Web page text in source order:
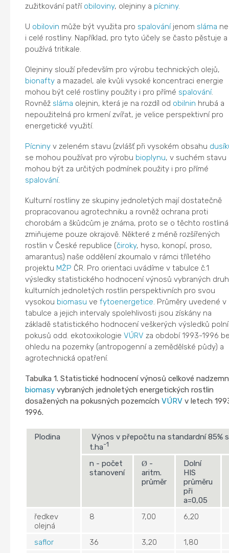
zužitkování patří obiloviny, olejniny a pícniny.
U obilovin může být využita pro spalováníjenom sláma
i celé rostliny. Například, pro tyto účely se často pěstuje a
používá tritikale.
Olejniny slouží především pro výrobu technických olejů,
bionaftya mazadel, ale kvůli vysoké koncentraci energie
mohou být celé rostliny použity i pro přímé spalování.
Rovněž sláma olejnin, která je na rozdíl od obilnin hrubá a
nepoužitelná pro krmení zvířat, je velice perspektivní pro
energetické využití.
Pícninyv zeleném stavu (zvlášť při vysokém obsahu
se mohou používat pro výrobu bioplynu, v suchém stavu
mohou být za určitých podmínek použity i pro přímé
spalování.
Kulturní rostliny ze skupiny jednoletých mají dostatečně
propracovanou agrotechniku a rovněž ochrana proti
chorobám a škůdcům je známa, proto se o těchto
zmiňujeme pouze okrajově. Některé z méně rozšířených
rostlin v České republice (čiroky, hyso, konopí, proso,
amarantus) naše oddělení zkoumalo v rámci tříletého
projektu MŽP ČR. Pro orientaci uvádíme v tabulce č.1
výsledky statistického hodnocení výnosů vybraných
kulturních jednoletých rostlin perspektivních pro svou
vysokou biomasu ve fytoenergetice . Průměry uvedené v
tabulce a jejich intervaly spolehlivosti jsou získány na
základě statistického hodnocení veškerých výsledků
pokusů odd. ekotoxikologie VÚRV za období 1993-1996
ohledu na pozemky (antropogenní a zemědělské půdy) a
agrotechnická opatření.
Tabulka 1. Statistické hodnocení výnosů celkové
biomasyvybraných jednoletých energetických rostlin
dosažených na pokusných pozemcích VÚRVv letech
1996.
Plodina
Výnos v přepočtu na standardní 85%
t.ha-1
n - počet
stanovení
Ø-
aritm.
průměr
Dolní
HIS
průměru
při
a=0,05
ředkev
olejná
8 7,00 6,20
saflor 36 3,20
1,80